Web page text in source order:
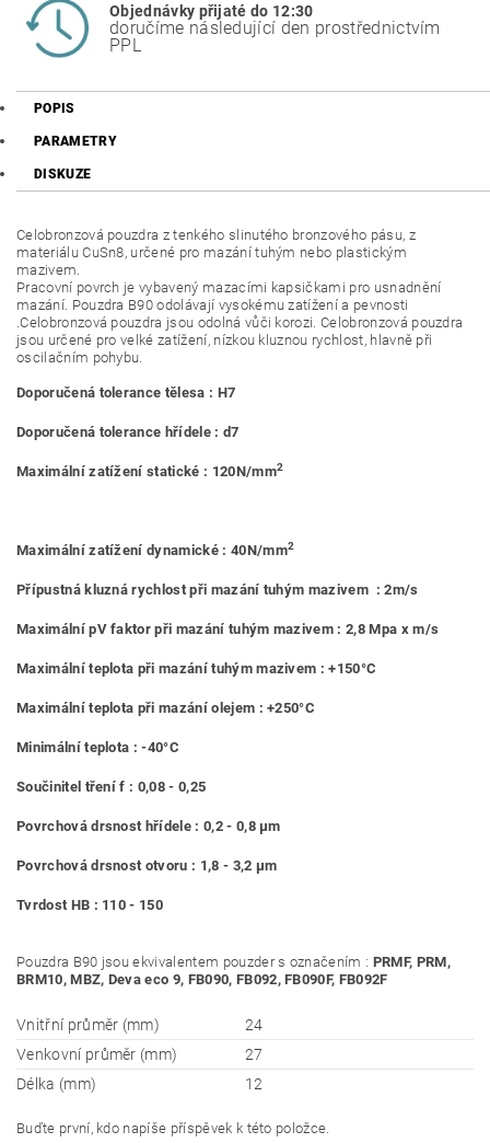
Objednávky přijaté do 12:30
doručíme následující den prostřednictvím
PPL
POPIS
PARAMETRY
DISKUZE
Celobronzová pouzdra z tenkého slinutého bronzového pásu, z
materiálu CuSn8, určené pro mazání tuhým nebo plastickým
mazivem.
Pracovní povrch je vybavený mazacími kapsičkami pro usnadnění
mazání. Pouzdra B90 odolávají vysokému zatížení a pevnosti
.Celobronzová pouzdra jsou odolná vůči korozi. Celobronzová pouzdra
jsou určené pro velké zatížení, nízkou kluznou rychlost, hlavně při
oscilačním pohybu.
Doporučená tolerance tělesa : H7
Doporučená tolerance hřídele : d7
Maximální zatížení statické : 120N/mm2
Maximální zatížení dynamické : 40N/mm2
Přípustná kluzná rychlost při mazání tuhým mazivem : 2m/s
Maximální pV faktor při mazání tuhým mazivem : 2,8 Mpa x m/s
Maximální teplota při mazání tuhým mazivem : +150°C
Maximální teplota při mazání olejem : +250°C
Minimální teplota : -40°C
Součinitel tření f : 0,08 - 0,25
Povrchová drsnost hřídele : 0,2 - 0,8 μm
Povrchová drsnost otvoru : 1,8 - 3,2 μm
Tvrdost HB : 110 - 150
Pouzdra B90 jsou ekvivalentem pouzder s označením : PRMF, PRM,
BRM10, MBZ, Deva eco 9, FB090, FB092, FB090F, FB092F
Vnitřní průměr (mm)
24
Venkovní průměr (mm)
27
Délka (mm)
12
Buďte první, kdo napíše příspěvek k této položce.